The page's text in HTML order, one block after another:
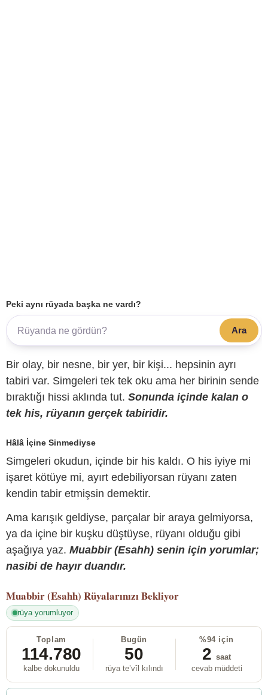
Peki aynı rüyada başka ne vardı?
Ara
Bir olay, bir nesne, bir yer, bir kişi... hepsinin ayrı
tabiri var. Simgeleri tek tek oku ama her birinin sende
bıraktığı hissi aklında tut. Sonunda içinde kalan o
tek his, rüyanın gerçek tabiridir.
Hâlâ İçine Sinmediyse
Simgeleri okudun, içinde bir his kaldı. O his iyiye mi
işaret kötüye mi, ayırt edebiliyorsan rüyanı zaten
kendin tabir etmişsin demektir.
Ama karışık geldiyse, parçalar bir araya gelmiyorsa,
ya da içine bir kuşku düştüyse, rüyanı olduğu gibi
aşağıya yaz. Muabbir (Esahh) senin için yorumlar;
nasibi de hayır duandır.
Muabbir (Esahh) Rüyalarınızı Bekliyor
rüya yorumluyor
Toplam
114.780
kalbe dokunuldu
Bugün
50
rüya te’vîl kılındı
%94 için
2 saat
cevab müddeti